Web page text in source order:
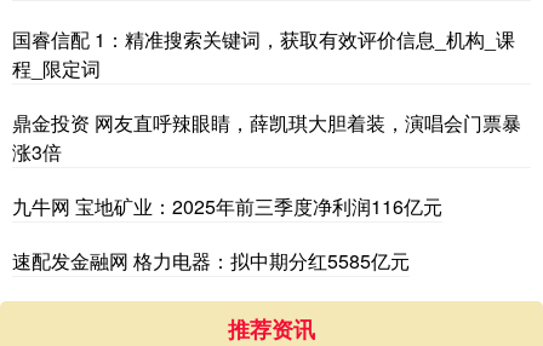
国睿信配 1：精准搜索关键词，获取有效评价信息_机构_课
程_限定词
鼎金投资 网友直呼辣眼睛，薛凯琪大胆着装，演唱会门票暴
涨3倍
九牛网 宝地矿业：2025年前三季度净利润116亿元
速配发金融网 格力电器：拟中期分红5585亿元
推荐资讯